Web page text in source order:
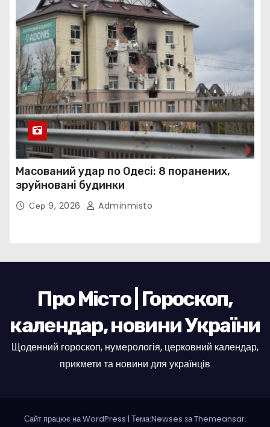
Масований удар по Одесі: 8 поранених,
зруйновані будинки
Сер 9, 2026 Adminmisto
Про Місто | Гороскоп,
календар, новини України
Щоденний гороскоп, нумерологія, церковний календар,
прикмети та новини для українців
Сайт працює на WordPress | Тема:Newses заThemeansar.